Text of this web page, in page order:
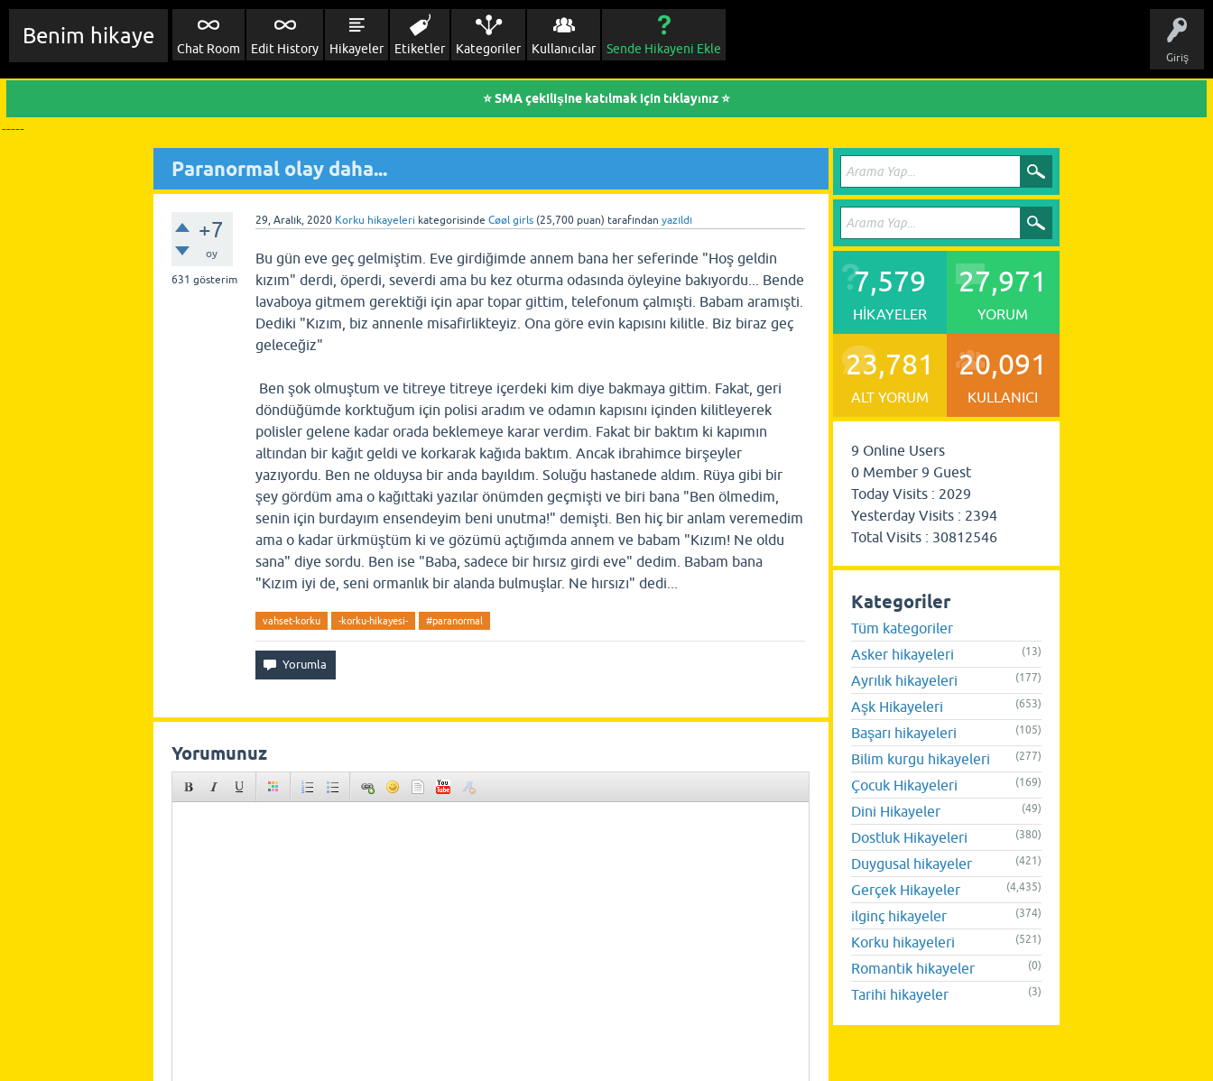
Giriş
Benim hikaye
Chat Room Edit History Hikayeler Etiketler Kategoriler Kullanıcılar Sende Hikayeni Ekle
⭐ SMA çekilişine katılmak için tıklayınız ⭐
-----
Paranormal olay daha...
+7
oy
631 gösterim
29, Aralık, 2020 Korku hikayeleri kategorisinde Cøøl girls (25,700 puan) tarafından yazıldı
Bu gün eve geç gelmiştim. Eve girdiğimde annem bana her seferinde "Hoş geldin
kızım" derdi, öperdi, severdi ama bu kez oturma odasında öyleyine bakıyordu... Bende
lavaboya gitmem gerektiği için apar topar gittim, telefonum çalmışti. Babam aramışti.
Dediki "Kızım, biz annenle misafirlikteyiz. Ona göre evin kapısını kilitle. Biz biraz geç
geleceğiz"
Ben şok olmuştum ve titreye titreye içerdeki kim diye bakmaya gittim. Fakat, geri
döndüğümde korktuğum için polisi aradım ve odamın kapısını içinden kilitleyerek
polisler gelene kadar orada beklemeye karar verdim. Fakat bir baktım ki kapımın
altından bir kağıt geldi ve korkarak kağıda baktım. Ancak ibrahimce birşeyler
yazıyordu. Ben ne olduysa bir anda bayıldım. Soluğu hastanede aldım. Rüya gibi bir
şey gördüm ama o kağıttaki yazılar önümden geçmişti ve biri bana "Ben ölmedim,
senin için burdayım ensendeyim beni unutma!" demişti. Ben hiç bir anlam veremedim
ama o kadar ürkmüştüm ki ve gözümü açtığımda annem ve babam "Kızım! Ne oldu
sana" diye sordu. Ben ise "Baba, sadece bir hırsız girdi eve" dedim. Babam bana
"Kızım iyi de, seni ormanlık bir alanda bulmuşlar. Ne hırsızı" dedi...
vahset-korku -korku-hikayesi- #paranormal
Yorumunuz
7,579
HIKAYELER
27,971
YORUM
23,781
ALT YORUM
20,091
KULLANICI
9 Online Users
0 Member 9 Guest
Today Visits : 2029
Yesterday Visits : 2394
Total Visits : 30812546
Kategoriler
Tüm kategoriler
Asker hikayeleri
(13)
Ayrılık hikayeleri (177)
Aşk Hikayeleri (653)
Başarı hikayeleri (105)
Bilim kurgu hikayeleri (277)
Çocuk Hikayeleri (169)
Dini Hikayeler (49)
Dostluk Hikayeleri (380)
Duygusal hikayeler (421)
Gerçek Hikayeler (4,435)
ilginç hikayeler (374)
Korku hikayeleri (521)
Romantik hikayeler (0)
Tarihi hikayeler (3)